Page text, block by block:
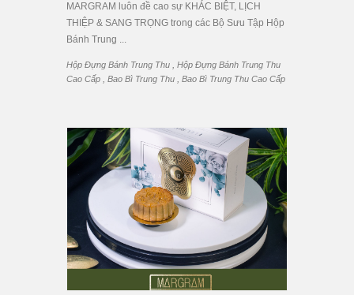
MARGRAM luôn đề cao sự KHÁC BIỆT, LỊCH
THIỆP & SANG TRỌNG trong các Bộ Sưu Tập Hộp
Bánh Trung ...
Hộp Đựng Bánh Trung Thu , Hộp Đựng Bánh Trung Thu
Cao Cấp , Bao Bì Trung Thu , Bao Bì Trung Thu Cao Cấp